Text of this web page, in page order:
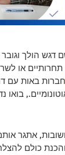
הולך וגובר
או
חברות באות עם
בואו
אתגר
כולם